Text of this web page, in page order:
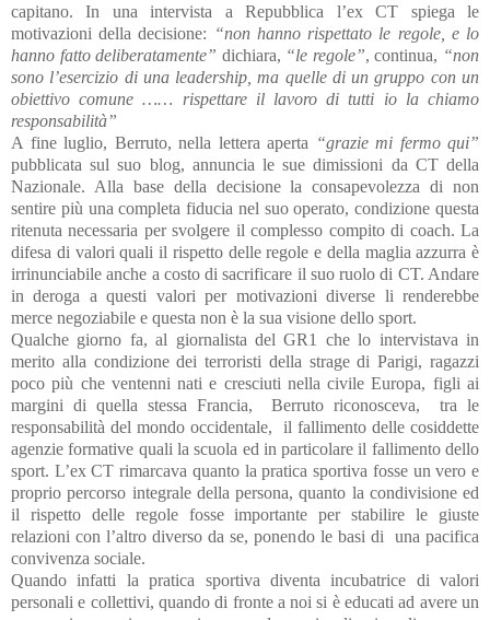
capitano. In una intervista a Repubblica l’ex CT spiega le
motivazioni della decisione: “non hanno rispettato le regole, e lo
hanno fatto deliberatamente” dichiara, “le regole”, continua, “non
sono l’esercizio di una leadership, ma quelle di un gruppo con un
obiettivo comune …… rispettare il lavoro di tutti io la chiamo
responsabilità”
A fine luglio, Berruto, nella lettera aperta “grazie mi fermo qui”
pubblicata sul suo blog, annuncia le sue dimissioni da CT della
Nazionale. Alla base della decisione la consapevolezza di non
sentire più una completa fiducia nel suo operato, condizione questa
ritenuta necessaria per svolgere il complesso compito di coach. La
difesa di valori quali il rispetto delle regole e della maglia azzurra è
irrinunciabile anche a costo di sacrificare il suo ruolo di CT. Andare
in deroga a questi valori per motivazioni diverse li renderebbe
merce negoziabile e questa non è la sua visione dello sport.
Qualche giorno fa, al giornalista del GR1 che lo intervistava in
merito alla condizione dei terroristi della strage di Parigi, ragazzi
poco più che ventenni nati e cresciuti nella civile Europa, figli ai
margini di quella stessa Francia,
Berruto riconosceva,
tra le
responsabilità del mondo occidentale,
il fallimento delle cosiddette
agenzie formative quali la scuola ed in particolare il fallimento dello
sport. L’ex CT rimarcava quanto la pratica sportiva fosse un vero e
proprio percorso integrale della persona, quanto la condivisione ed
il rispetto delle regole fosse importante per stabilire le giuste
relazioni con l’altro diverso da se, ponendo le basi di
una pacifica
convivenza sociale.
Quando infatti la pratica sportiva diventa incubatrice di valori
personali e collettivi, quando di fronte a noi si è educati ad avere un